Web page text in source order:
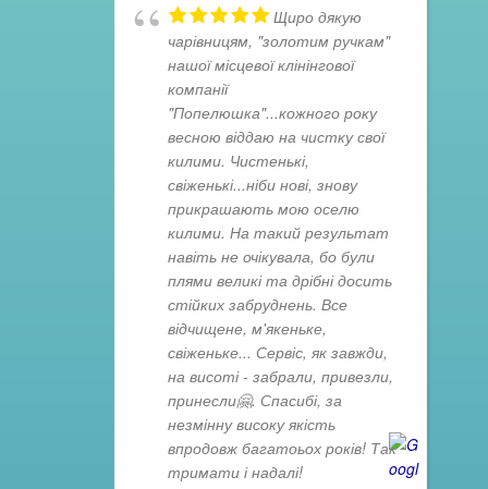
Щиро дякую
чарівницям, "золотим ручкам"
нашої місцевої клінінгової
компанії
"Попелюшка"...кожного року
весною віддаю на чистку свої
килими. Чистенькі,
свіженькі...ніби нові, знову
прикрашають мою оселю
килими. На такий результат
навіть не очікувала, бо були
плями великі та дрібні досить
стійких забруднень. Все
відчищене, м'якеньке,
свіженьке... Сервіс, як завжди,
на висоті - забрали, привезли,
принесли🤗. Спасибі, за
незмінну високу якість
впродовж багатоьох років! Так
тримати і надалі!